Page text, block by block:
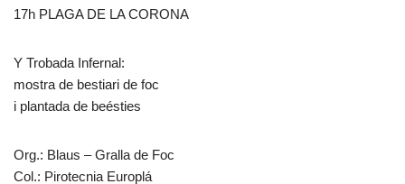
17h PLAGA DE LA CORONA
Y Trobada Infernal:
mostra de bestiari de foc
i plantada de beésties
Org.: Blaus – Gralla de Foc
Col.: Pirotecnia Europlá